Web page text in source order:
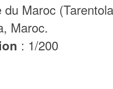
du Maroc
Maroc.
: 1/200